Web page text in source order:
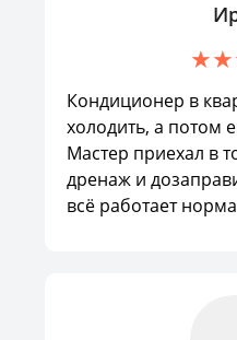
Кондиционер в
холодить, а потом
Мастер приехал в
дренаж и
всё работает